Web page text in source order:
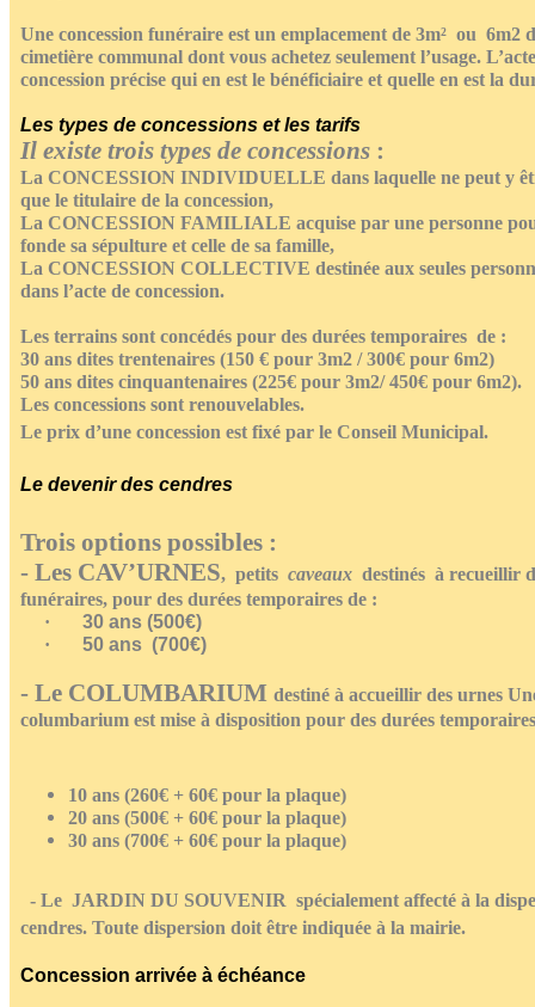
Une concession funéraire est un emplacement de 3m² ou 6m2
cimetière communal dont vous achetez seulement l’usage.
concession précise qui en est le bénéficiaire et quelle en est la
Les types de concessions et les tarifs
Il existe trois types de concessions :
La CONCESSION INDIVIDUELLE dans laquelle ne peut y
que le titulaire de la concession,
La CONCESSION FAMILIALE acquise par une personne
fonde sa sépulture et celle de sa famille,
La CONCESSION COLLECTIVE destinée aux seules
dans l’acte de concession.
Les terrains sont concédés pour des durées temporaires de :
30 ans dites trentenaires (150 € pour 3m2 / 300€ pour 6m2)
50 ans dites cinquantenaires (225€ pour 3m2/ 450€ pour 6m2).
Les concessions sont renouvelables.
Le prix d’une concession est fixé par le Conseil Municipal.
Le devenir des cendres
Trois options possibles :
- Les CAV’URNES, petits caveaux destinés à recueillir
funéraires, pour des durées temporaires de :
·
30 ans (500€)
· 50 ans (700€)
- Le COLUMBARIUM destiné à accueillir des urnes
columbarium est mise à disposition pour des durées
10 ans (260€ + 60€ pour la plaque)
20 ans (500€ + 60€ pour la plaque)
30 ans (700€ + 60€ pour la plaque)
- Le JARDIN DU SOUVENIR spécialement affecté à la
cendres. Toute dispersion doit être indiquée à la mairie.
Concession arrivée à échéance